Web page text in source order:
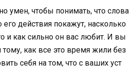
умен, чтобы понимать, что слова
его действия покажут, насколько
и как сильно он вас любит. И вы
тому, как все это время жили без
себя на том, что с ваших уст